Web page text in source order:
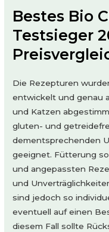
Bestes Bio
Testsieger
Die Rezepturen
entwickelt und genau
und Katzen
gluten- und
dementsprechenden
geeignet. Fütterung
und angepassten
und
sind jedoch so
eventuell auf einen
diesem Fall sollte